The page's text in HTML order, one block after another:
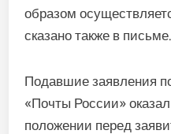
образом
сказано также в письме.
Подавшие заявления
«Почты России»
положении перед